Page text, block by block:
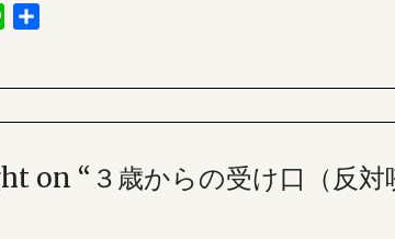
Line
on “ ３歳からの受け口（反